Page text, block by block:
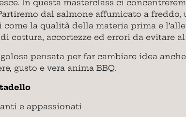
In questa masterclass ci
dal salmone affumicato a
come la qualità della materia prima e
cottura, accortezze ed errori da evitare al
pensata per far cambiare idea
gusto e vera anima BBQ.
e appassionati